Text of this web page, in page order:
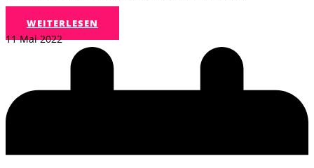
WEITERLESEN
11 Mai 2022